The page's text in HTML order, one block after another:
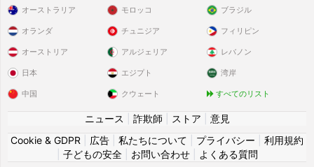
オーストラリア
オランダ
オーストリア
日本
中国
モロッコ
チュニジア
アルジェリア
エジプト
クウェート
ブラジル
フィリピン
レバノン
湾岸
すべてのリスト
ニュース 詐欺師 ストア
意見
Cookie & GDPR
広告 私たちについて プライバシー
利用規約
子どもの安全| お問い合わせ| よくある質問